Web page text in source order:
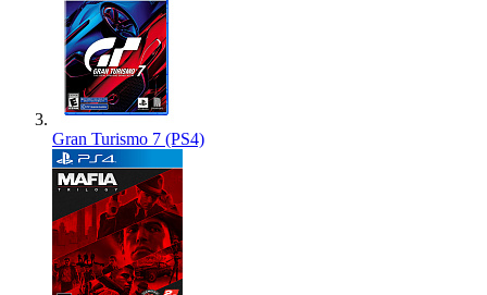
Gran Turismo 7 (PS4)